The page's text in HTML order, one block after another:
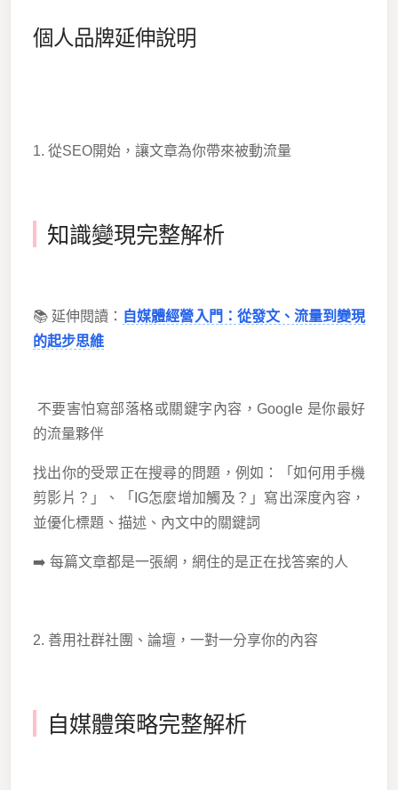
個人品牌延伸說明
1. 從SEO開始，讓文章為你帶來被動流量
知識變現完整解析
📚 延伸閱讀：
自媒體經營入門：從發文、流量到變現
的起步思維
不要害怕寫部落格或關鍵字內容，Google 是你最好
的流量夥伴
找出你的受眾正在搜尋的問題，例如：「如何用手機
剪影片？」、「IG怎麼增加觸及？」寫出深度內容，
並優化標題、描述、內文中的關鍵詞
➡️ 每篇文章都是一張網，網住的是正在找答案的人
2. 善用社群社團、論壇，一對一分享你的內容
自媒體策略完整解析